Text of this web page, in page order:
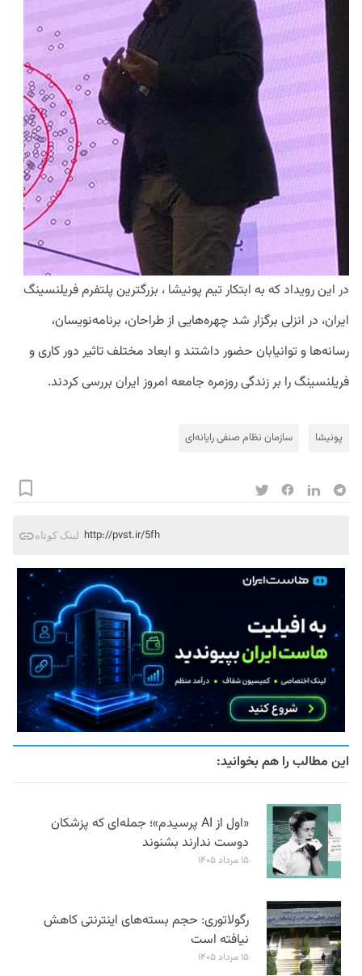
در این رویداد که به ابتکار تیم پونیشا ، بزرگترین پلتفرم فریلنسینگ
ایران، در انزلی برگزار شد چهر‌ه‌هایی از طراحان، برنامه‌نویسان،
رسانه‌ها و توانیابان حضور داشتند و ابعاد مختلف تاثیر دور کاری و
فریلنسینگ را بر زندگی روزمره جامعه امروز ایران بررسی کردند.
پونیشا سازمان نظام صنفی رایانه‌ای
لینک کوتاه http://pvst.ir/5fh
این مطالب را هم بخوانید:
«اول از AI پرسیدم»؛ جمله‌ای که پزشکان
دوست ندارند بشنوند
۱۵ مرداد ۱۴۰۵
رگولاتوری: حجم بسته‌های اینترنتی کاهش
نیافته است
۱۵ مرداد ۱۴۰۵